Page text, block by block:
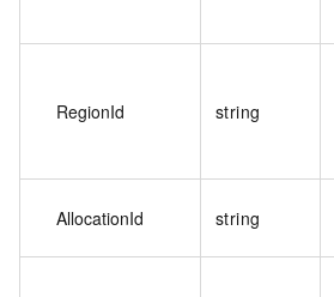
RegionId string
AllocationId string